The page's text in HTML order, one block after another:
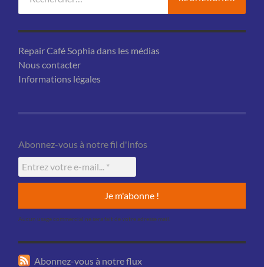
Repair Café Sophia dans les médias
Nous contacter
Informations légales
Abonnez-vous à notre fil d'infos
Aucun usage commercial ne sera fait de votre adresse mail.
Abonnez-vous à notre flux